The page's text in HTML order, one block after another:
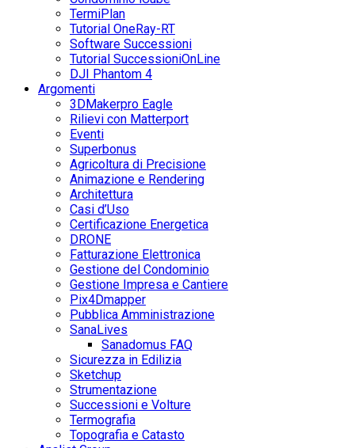
TermiPlan
Tutorial OneRay-RT
Software Successioni
Tutorial SuccessioniOnLine
DJI Phantom 4
Argomenti
3DMakerpro Eagle
Rilievi con Matterport
Eventi
Superbonus
Agricoltura di Precisione
Animazione e Rendering
Architettura
Casi d’Uso
Certificazione Energetica
DRONE
Fatturazione Elettronica
Gestione del Condominio
Gestione Impresa e Cantiere
Pix4Dmapper
Pubblica Amministrazione
SanaLives
Sanadomus FAQ
Sicurezza in Edilizia
Sketchup
Strumentazione
Successioni e Volture
Termografia
Topografia e Catasto